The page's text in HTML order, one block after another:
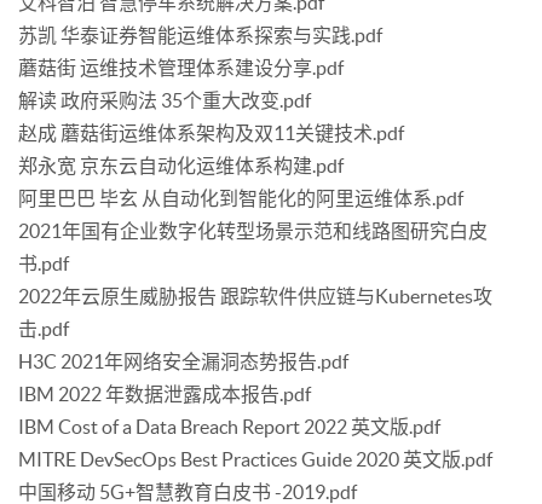
苏凯 华泰证券智能运维体系探索与实践.pdf
蘑菇街 运维技术管理体系建设分享.pdf
解读 政府采购法 35个重大改变.pdf
赵成 蘑菇街运维体系架构及双11关键技术.pdf
郑永宽 京东云自动化运维体系构建.pdf
阿里巴巴 毕玄 从自动化到智能化的阿里运维体系.pdf
2021年国有企业数字化转型场景示范和线路图研究白皮
书.pdf
2022年云原生威胁报告 跟踪软件供应链与Kubernetes攻
击.pdf
H3C 2021年网络安全漏洞态势报告.pdf
IBM 2022 年数据泄露成本报告.pdf
IBM Cost of a Data Breach Report 2022 英文版.pdf
MITRE DevSecOps Best Practices Guide 2020 英文版.pdf
中国移动 5G+智慧教育白皮书 -2019.pdf